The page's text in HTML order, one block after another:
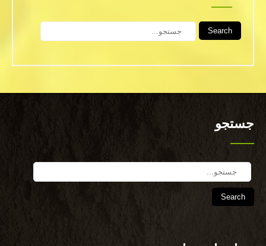
Search
جستجو